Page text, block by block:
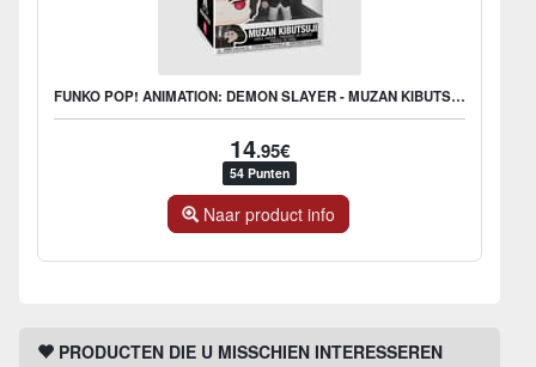
FUNKO POP! ANIMATION: DEMON SLAYER - MUZAN KIBUTSUJI
14.95€
54 Punten
Naar product info
PRODUCTEN DIE U MISSCHIEN INTERESSEREN